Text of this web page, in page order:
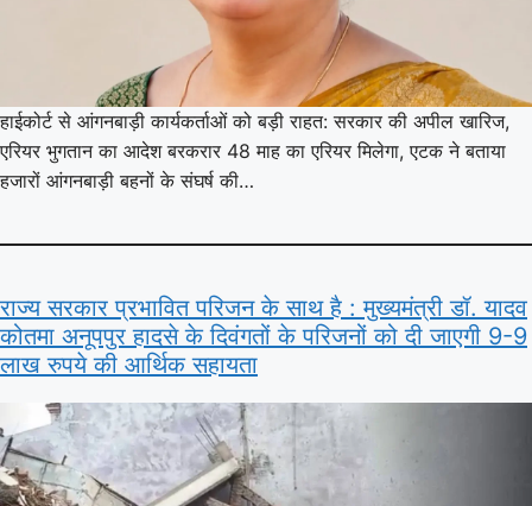
हाईकोर्ट से आंगनबाड़ी कार्यकर्ताओं को बड़ी राहत: सरकार की अपील खारिज,
एरियर भुगतान का आदेश बरकरार 48 माह का एरियर मिलेगा, एटक ने बताया
हजारों आंगनबाड़ी बहनों के संघर्ष की…
राज्य सरकार प्रभावित परिजन के साथ है : मुख्यमंत्री डॉ. यादव
कोतमा अनूपपुर हादसे के दिवंगतों के परिजनों को दी जाएगी 9-9
लाख रुपये की आर्थिक सहायता